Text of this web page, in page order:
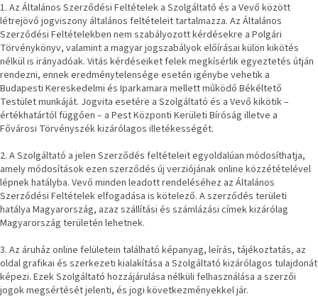
1. Az Általános Szerződési Feltételek a Szolgáltató és a Vevő között
létrejövő jogviszony általános feltételeit tartalmazza. Az Általános
Szerződési Feltételekben nem szabályozott kérdésekre a Polgári
Törvénykönyv, valamint a magyar jogszabályok előírásai külön kikötés
nélkül is irányadóak. Vitás kérdéseiket felek megkísérlik egyeztetés útján
rendezni, ennek eredménytelensége esetén igénybe vehetik a
Budapesti Kereskedelmi és Iparkamara mellett működő Békéltető
Testület munkáját. Jogvita esetére a Szolgáltató és a Vevő kikötik –
értékhatártól függően – a Pest Központi Kerületi Bíróság illetve a
Fővárosi Törvényszék kizárólagos illetékességét.
2. A Szolgáltató a jelen Szerződés feltételeit egyoldalúan módosíthatja,
amely módosítások ezen szerződés új verziójának online közzétételével
lépnek hatályba. Vevő minden leadott rendeléséhez az Általános
Szerződési Feltételek elfogadása is kötelező. A szerződés területi
hatálya Magyarország, azaz szállítási és számlázási címek kizárólag
Magyarország területén lehetnek.
3. Az áruház online felületein található képanyag, leírás, tájékoztatás, az
oldal grafikai és szerkezeti kialakítása a Szolgáltató kizárólagos tulajdonát
képezi. Ezek Szolgáltató hozzájárulása nélküli felhasználása a szerzői
jogok megsértését jelenti, és jogi következményekkel jár.